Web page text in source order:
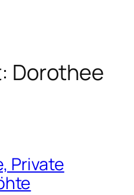
Dorothee
Private